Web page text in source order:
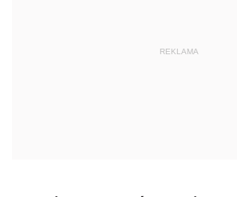
REKLAMA